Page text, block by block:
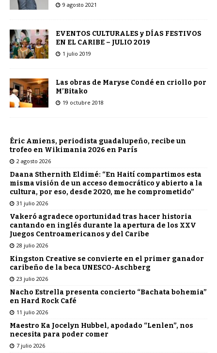
9 agosto 2021
EVENTOS CULTURALES y DÍAS FESTIVOS
EN EL CARIBE – JULIO 2019
1 julio 2019
Las obras de Maryse Condé en criollo por
M’Bitako
19 octubre 2018
Éric Amiens, periodista guadalupeño, recibe un
trofeo en Wikimania 2026 en París
2 agosto 2026
Daana Sthernith Eldimé: “En Haití compartimos esta
misma visión de un acceso democrático y abierto a la
cultura, por eso, desde 2020, me he comprometido”
31 julio 2026
Vakeró agradece oportunidad tras hacer historia
cantando en inglés durante la apertura de los XXV
Juegos Centroamericanos y del Caribe
28 julio 2026
Kingston Creative se convierte en el primer ganador
caribeño de la beca UNESCO-Aschberg
23 julio 2026
Nacho Estrella presenta concierto “Bachata bohemia”
en Hard Rock Café
11 julio 2026
Maestro Ka Jocelyn Hubbel, apodado “Lenlen”, nos
necesita para poder comer
7 julio 2026